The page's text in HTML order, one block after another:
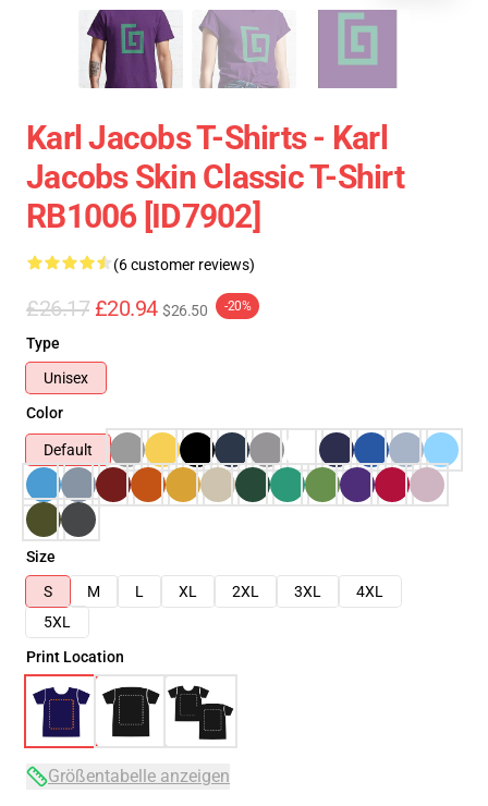
Karl Jacobs T-Shirts - Karl
Jacobs Skin Classic T-Shirt
RB1006 [ID7902]
(6 customer reviews)
£26.17 £20.94 $26.50 -20%
Type
Unisex
Color
Default
Size
S
M L XL 2XL 3XL
4XL
5XL
Print Location
Größentabelle anzeigen